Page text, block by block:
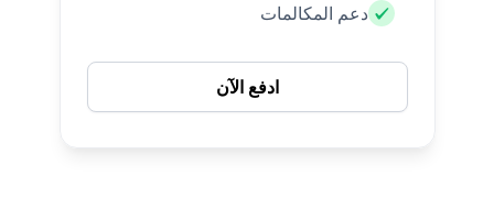
دعم المكالمات
ادفع الآن